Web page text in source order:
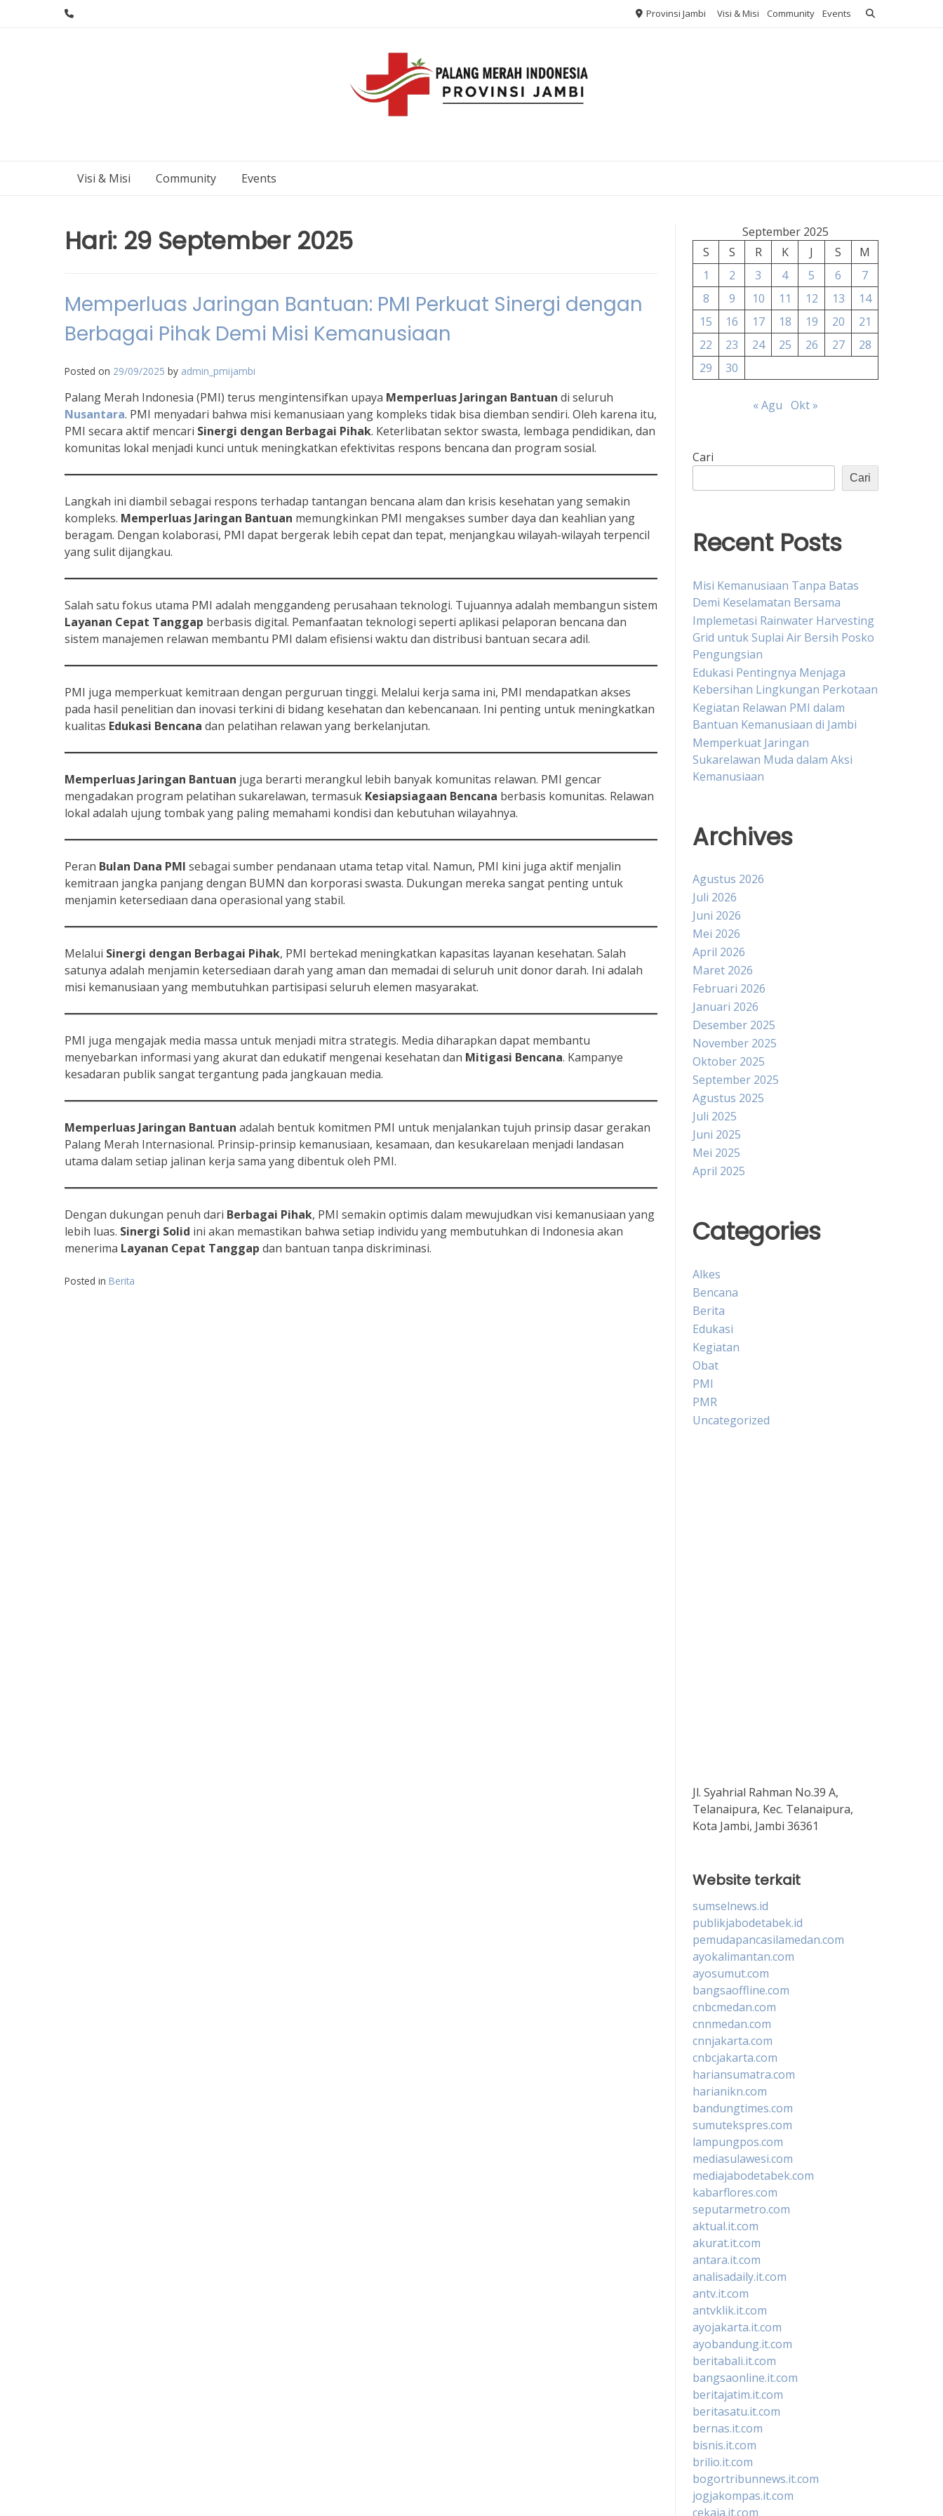
Provinsi Jambi Visi & Misi Community Events
Visi & Misi Community Events
Hari: 29 September 2025
Memperluas Jaringan Bantuan: PMI Perkuat Sinergi dengan
Berbagai Pihak Demi Misi Kemanusiaan
Posted on 29/09/2025 by admin_pmijambi
Palang Merah Indonesia (PMI) terus mengintensifkan upaya Memperluas Jaringan Bantuan di seluruh
Nusantara. PMI menyadari bahwa misi kemanusiaan yang kompleks tidak bisa diemban sendiri. Oleh karena itu,
PMI secara aktif mencari Sinergi dengan Berbagai Pihak. Keterlibatan sektor swasta, lembaga pendidikan, dan
komunitas lokal menjadi kunci untuk meningkatkan efektivitas respons bencana dan program sosial.
Langkah ini diambil sebagai respons terhadap tantangan bencana alam dan krisis kesehatan yang semakin
kompleks. Memperluas Jaringan Bantuan memungkinkan PMI mengakses sumber daya dan keahlian yang
beragam. Dengan kolaborasi, PMI dapat bergerak lebih cepat dan tepat, menjangkau wilayah-wilayah terpencil
yang sulit dijangkau.
Salah satu fokus utama PMI adalah menggandeng perusahaan teknologi. Tujuannya adalah membangun sistem
Layanan Cepat Tanggap berbasis digital. Pemanfaatan teknologi seperti aplikasi pelaporan bencana dan
sistem manajemen relawan membantu PMI dalam efisiensi waktu dan distribusi bantuan secara adil.
PMI juga memperkuat kemitraan dengan perguruan tinggi. Melalui kerja sama ini, PMI mendapatkan akses
pada hasil penelitian dan inovasi terkini di bidang kesehatan dan kebencanaan. Ini penting untuk meningkatkan
kualitas Edukasi Bencana dan pelatihan relawan yang berkelanjutan.
Memperluas Jaringan Bantuan juga berarti merangkul lebih banyak komunitas relawan. PMI gencar
mengadakan program pelatihan sukarelawan, termasuk Kesiapsiagaan Bencana berbasis komunitas. Relawan
lokal adalah ujung tombak yang paling memahami kondisi dan kebutuhan wilayahnya.
Peran Bulan Dana PMI sebagai sumber pendanaan utama tetap vital. Namun, PMI kini juga aktif menjalin
kemitraan jangka panjang dengan BUMN dan korporasi swasta. Dukungan mereka sangat penting untuk
menjamin ketersediaan dana operasional yang stabil.
Melalui Sinergi dengan Berbagai Pihak, PMI bertekad meningkatkan kapasitas layanan kesehatan. Salah
satunya adalah menjamin ketersediaan darah yang aman dan memadai di seluruh unit donor darah. Ini adalah
misi kemanusiaan yang membutuhkan partisipasi seluruh elemen masyarakat.
PMI juga mengajak media massa untuk menjadi mitra strategis. Media diharapkan dapat membantu
menyebarkan informasi yang akurat dan edukatif mengenai kesehatan dan Mitigasi Bencana. Kampanye
kesadaran publik sangat tergantung pada jangkauan media.
Memperluas Jaringan Bantuan adalah bentuk komitmen PMI untuk menjalankan tujuh prinsip dasar gerakan
Palang Merah Internasional. Prinsip-prinsip kemanusiaan, kesamaan, dan kesukarelaan menjadi landasan
utama dalam setiap jalinan kerja sama yang dibentuk oleh PMI.
Dengan dukungan penuh dari Berbagai Pihak, PMI semakin optimis dalam mewujudkan visi kemanusiaan yang
lebih luas. Sinergi Solid ini akan memastikan bahwa setiap individu yang membutuhkan di Indonesia akan
menerima Layanan Cepat Tanggap dan bantuan tanpa diskriminasi.
Posted in Berita
September 2025
S
S R K J S
M
1
2 3 4 5 6
7
8
9 10 11 12 13
14
15
16 17 18 19 20
21
22
23 24 25 26 27
28
29
30
« Agu Okt »
Cari
Cari
Recent Posts
Misi Kemanusiaan Tanpa Batas
Demi Keselamatan Bersama
Implemetasi Rainwater Harvesting
Grid untuk Suplai Air Bersih Posko
Pengungsian
Edukasi Pentingnya Menjaga
Kebersihan Lingkungan Perkotaan
Kegiatan Relawan PMI dalam
Bantuan Kemanusiaan di Jambi
Memperkuat Jaringan
Sukarelawan Muda dalam Aksi
Kemanusiaan
Archives
Agustus 2026
Juli 2026
Juni 2026
Mei 2026
April 2026
Maret 2026
Februari 2026
Januari 2026
Desember 2025
November 2025
Oktober 2025
September 2025
Agustus 2025
Juli 2025
Juni 2025
Mei 2025
April 2025
Categories
Alkes
Bencana
Berita
Edukasi
Kegiatan
Obat
PMI
PMR
Uncategorized
Jl. Syahrial Rahman No.39 A,
Telanaipura, Kec. Telanaipura,
Kota Jambi, Jambi 36361
Website terkait
sumselnews.id
publikjabodetabek.id
pemudapancasilamedan.com
ayokalimantan.com
ayosumut.com
bangsaoffline.com
cnbcmedan.com
cnnmedan.com
cnnjakarta.com
cnbcjakarta.com
hariansumatra.com
harianikn.com
bandungtimes.com
sumutekspres.com
lampungpos.com
mediasulawesi.com
mediajabodetabek.com
kabarflores.com
seputarmetro.com
aktual.it.com
akurat.it.com
antara.it.com
analisadaily.it.com
antv.it.com
antvklik.it.com
ayojakarta.it.com
ayobandung.it.com
beritabali.it.com
bangsaonline.it.com
beritajatim.it.com
beritasatu.it.com
bernas.it.com
bisnis.it.com
brilio.it.com
bogortribunnews.it.com
jogjakompas.it.com
cekaja.it.com